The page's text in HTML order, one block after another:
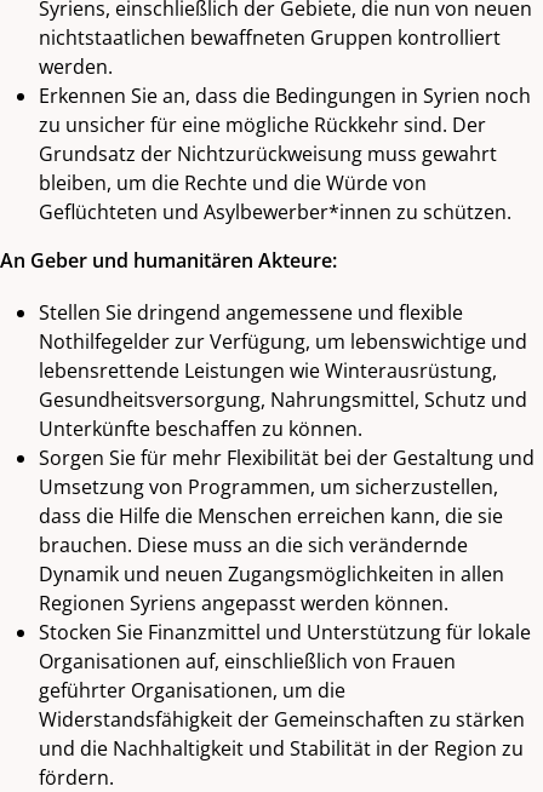
Syriens, einschließlich der Gebiete, die nun von neuen
nichtstaatlichen bewaffneten Gruppen kontrolliert
werden.
Erkennen Sie an, dass die Bedingungen in Syrien noch
zu unsicher für eine mögliche Rückkehr sind. Der
Grundsatz der Nichtzurückweisung muss gewahrt
bleiben, um die Rechte und die Würde von
Geflüchteten und Asylbewerber*innen zu schützen.
An Geber und humanitären Akteure:
Stellen Sie dringend angemessene und flexible
Nothilfegelder zur Verfügung, um lebenswichtige und
lebensrettende Leistungen wie Winterausrüstung,
Gesundheitsversorgung, Nahrungsmittel, Schutz und
Unterkünfte beschaffen zu können.
Sorgen Sie für mehr Flexibilität bei der Gestaltung und
Umsetzung von Programmen, um sicherzustellen,
dass die Hilfe die Menschen erreichen kann, die sie
brauchen. Diese muss an die sich verändernde
Dynamik und neuen Zugangsmöglichkeiten in allen
Regionen Syriens angepasst werden können.
Stocken Sie Finanzmittel und Unterstützung für lokale
Organisationen auf, einschließlich von Frauen
geführter Organisationen, um die
Widerstandsfähigkeit der Gemeinschaften zu stärken
und die Nachhaltigkeit und Stabilität in der Region zu
fördern.